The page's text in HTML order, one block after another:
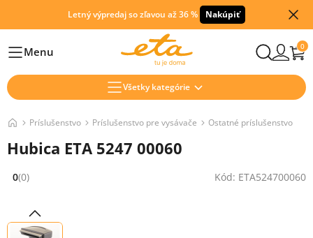
Letný výpredaj so zľavou až 36 % Nakúpiť
HlavníMenu 0
Všetky kategórie
Príslušenstvo Príslušenstvo pre vysávače Ostatné príslušenstvo
Hubica ETA 5247 00060
Hodnocení: 0 z 5 (0 recenzí)
0(0) Kód: ETA524700060